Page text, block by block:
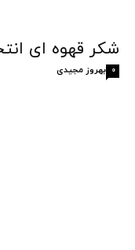
شکر قهوه‌ ای
بهروز مجیدی 0